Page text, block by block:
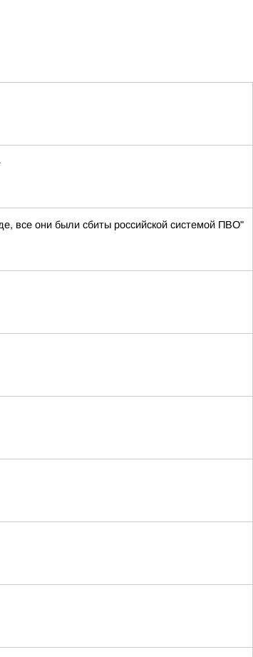
все они были сбиты российской системой ПВО"